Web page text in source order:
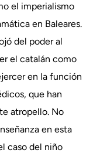
el imperialismo
en Baleares.
del poder al
el catalán como
en la función
que han
atropello. No
en esta
caso del niño